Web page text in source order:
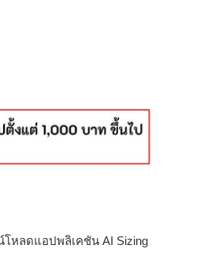
โหลดแอปพลิเคชัน AI Sizing